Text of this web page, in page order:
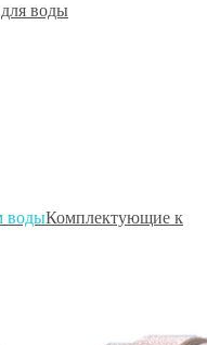
воды
Комплектующие к